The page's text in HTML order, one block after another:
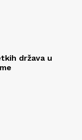
država u